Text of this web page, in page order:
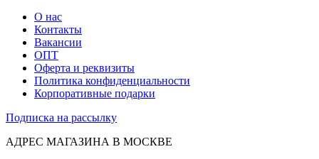
О нас
Контакты
Вакансии
ОПТ
Оферта и реквизиты
Политика конфиденциальности
Корпоративные подарки
Подписка на рассылку
АДРЕС МАГАЗИНА В МОСКВЕ